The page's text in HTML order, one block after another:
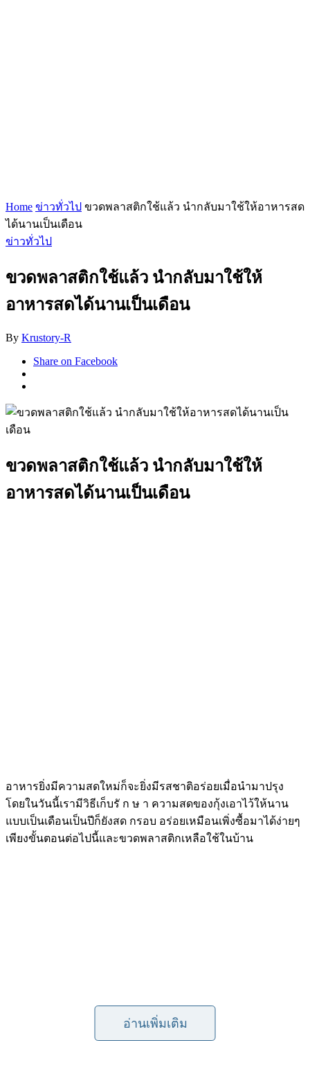
Home ข่าวทั่วไป ขวดพลาสติกใช้แล้ว นำกลับมาใช้ให้อาหารสด
ได้นานเป็นเดือน
ข่าวทั่วไป
ขวดพลาสติกใช้แล้ว นำกลับมาใช้ให้
อาหารสดได้นานเป็นเดือน
By Krustory-R
Share on Facebook
ขวดพลาสติกใช้แล้ว นำกลับมาใช้ให้
อาหารสดได้นานเป็นเดือน
อาหารยิ่งมีความสดใหม่ก็จะยิ่งมีรสชาติอร่อยเมื่อนำมาปรุง
โดยในวันนี้เรามีวิธีเก็บรั ก ษ า ความสดของกุ้งเอาไว้ให้นาน
แบบเป็นเดือนเป็นปีก็ยังสด กรอบ อร่อยเหมือนเพิ่งซื้อมาได้ง่ายๆ
เพียงขั้นตอนต่อไปนี้และขวดพลาสติกเหลือใช้ในบ้าน
อ่านเพิ่มเติม